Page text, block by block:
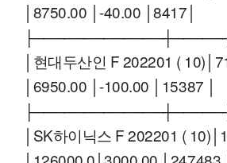
│8750.00 │-40.00 │8417│
│현대두산인 F 202201 (
│6950.00 │-100.00 │15387 │
│SK하이닉스 F 202201 (